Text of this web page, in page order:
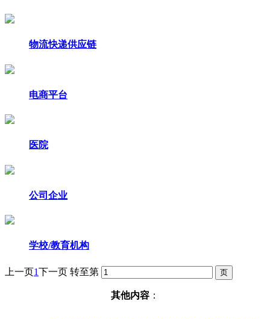
物流快递供应链
电商平台
医院
公司企业
学校/教育机构
上一页1下一页 转至第
其他内容 ：